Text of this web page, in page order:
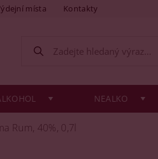
místa Kontakty
NEALKO
Rum, 40%, 0,7l